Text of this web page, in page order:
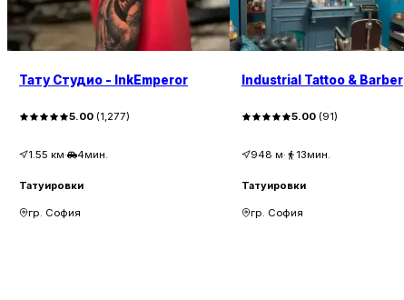
Тату Студио - InkEmperor
5.00 (1,277)
1.55 км· 4мин.
Татуировки
гр. София
Industrial Tattoo & Barber
5.00(91)
948 м· 13мин.
Татуировки
гр. София